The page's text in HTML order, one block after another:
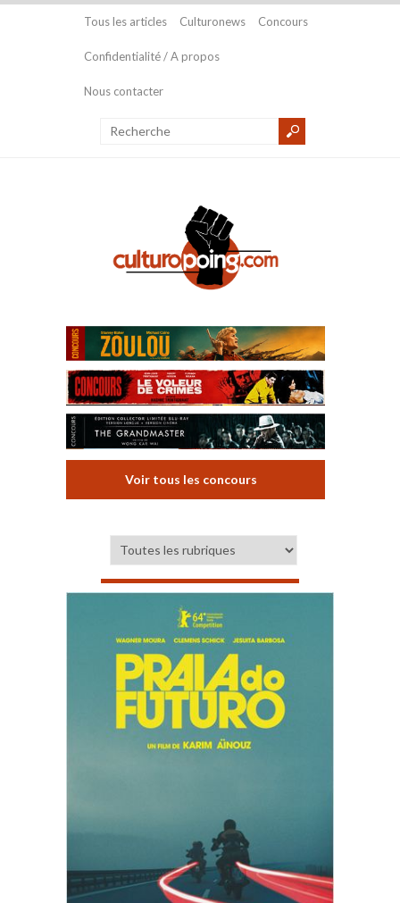
Tous les articles Culturonews Concours
Confidentialité / A propos
Nous contacter
Voir tous les concours